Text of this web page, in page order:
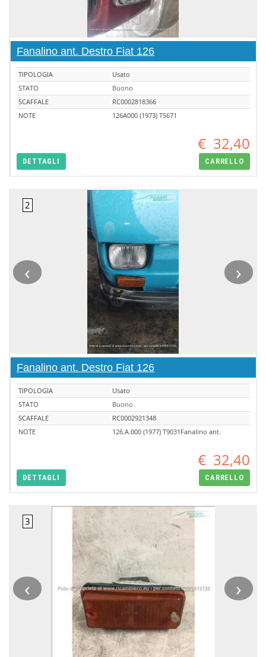
Fanalino ant. Destro Fiat 126
TIPOLOGIA
Usato
STATO
Buono
SCAFFALE
RC0002818366
NOTE
126A000 (1973) T5671
€ 32,40
DETTAGLI CARRELLO
‹ ›
Fanalino ant. Destro Fiat 126
TIPOLOGIA
Usato
STATO
Buono
SCAFFALE
RC0002921348
NOTE
126.A.000 (1977) T9031Fanalino ant.
€ 32,40
DETTAGLI CARRELLO
‹ ›